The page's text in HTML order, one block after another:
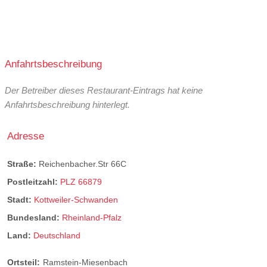
Anfahrtsbeschreibung
Der Betreiber dieses Restaurant-Eintrags hat keine
Anfahrtsbeschreibung hinterlegt.
Adresse
Straße: Reichenbacher.Str 66C
Postleitzahl: PLZ 66879
Stadt: Kottweiler-Schwanden
Bundesland: Rheinland-Pfalz
Land: Deutschland
Ortsteil: Ramstein-Miesenbach